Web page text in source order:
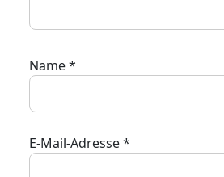
Name*
E-Mail-Adresse*